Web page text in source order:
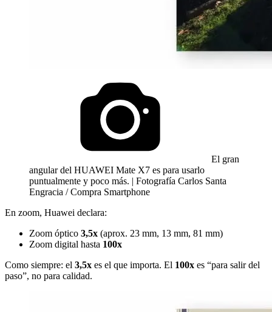
El gran
angular del HUAWEI Mate X7 es para usarlo
puntualmente y poco más. | Fotografía Carlos Santa
Engracia / Compra Smartphone
En zoom, Huawei declara:
Zoom óptico 3,5x (aprox. 23 mm, 13 mm, 81 mm)
Zoom digital hasta 100x
Como siempre: el 3,5x es el que importa. El 100x es “para salir del
paso”, no para calidad.